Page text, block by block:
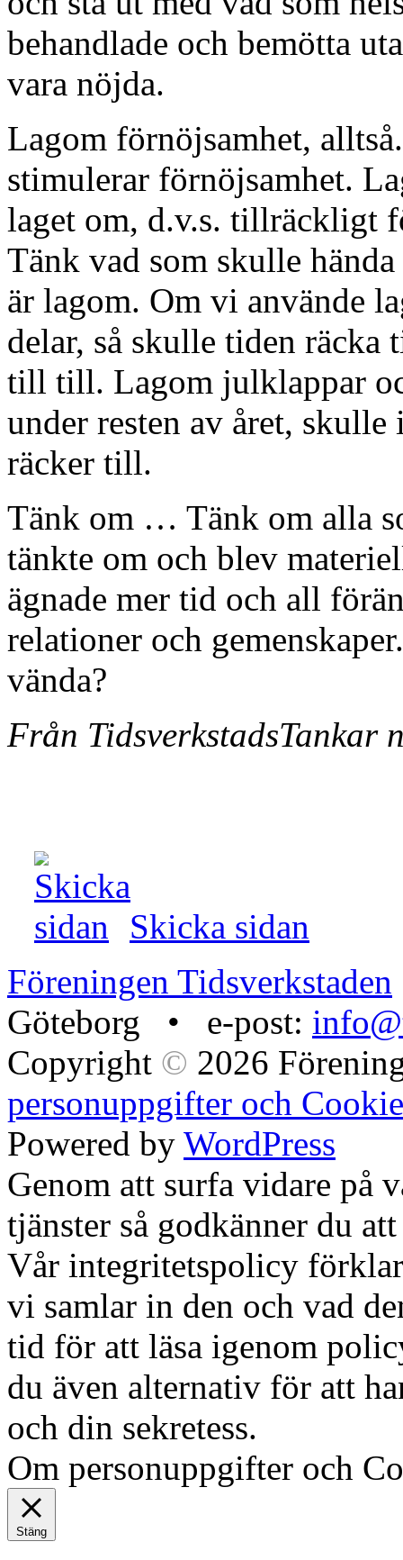
behandlade och bemötta
vara nöjda.
Lagom förnöjsamhet,
stimulerar förnöjsamhet.
laget om, d.v.s. tillräckligt
Tänk vad som skulle
är lagom. Om vi använde
delar, så skulle tiden
till till. Lagom julklappar
under resten av året, skulle
räcker till.
Tänk om … Tänk om alla
tänkte om och blev
ägnade mer tid och all
relationer och
vända?
Från TidsverkstadsTankar
Skicka sidan
Föreningen Tidsverkstaden
Göteborg • e-post:
Copyright © 2026
personuppgifter och
Powered by WordPress
Genom att surfa vidare på
tjänster så godkänner du
Vår integritetspolicy
vi samlar in den och vad
tid för att läsa igenom
du även alternativ för att
och din sekretess.
Om personuppgifter och
Stäng